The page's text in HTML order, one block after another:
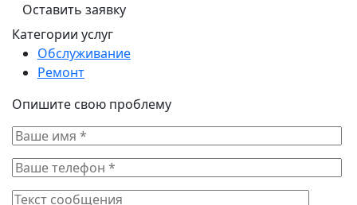
Оставить заявку
Категории услуг
Обслуживание
Ремонт
Опишите свою проблему